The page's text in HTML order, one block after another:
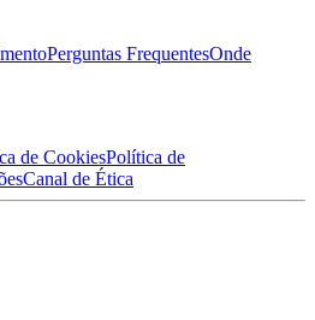
Perguntas FrequentesOnde
de CookiesPolítica de
Canal de Ética